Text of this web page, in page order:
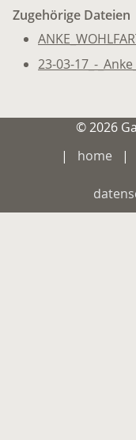
Zugehörige Dateien
23-03-17_-
© 2026
home